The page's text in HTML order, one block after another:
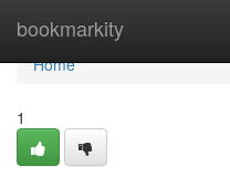
bookmarkity
Home
Home
1